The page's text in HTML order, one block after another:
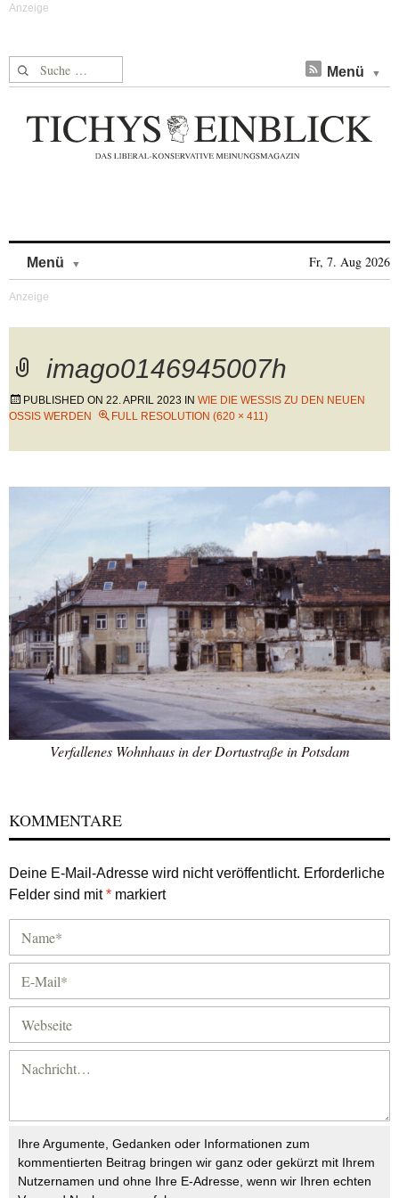
Suche nach: Menü
Menü Fr, 7. Aug 2026
imago0146945007h
PUBLISHED ON 22. APRIL 2023 IN WIE DIE WESSIS ZU DEN NEUEN
OSSIS WERDEN
FULL RESOLUTION (620 × 411)
Verfallenes Wohnhaus in der Dortustraße in Potsdam
KOMMENTARE
Deine E-Mail-Adresse wird nicht veröffentlicht. Erforderliche
Felder sind mit* markiert
Ihre Argumente, Gedanken oder Informationen zum
kommentierten Beitrag bringen wir ganz oder gekürzt mit Ihrem
Nutzernamen und ohne Ihre E-Adresse, wenn wir Ihren echten